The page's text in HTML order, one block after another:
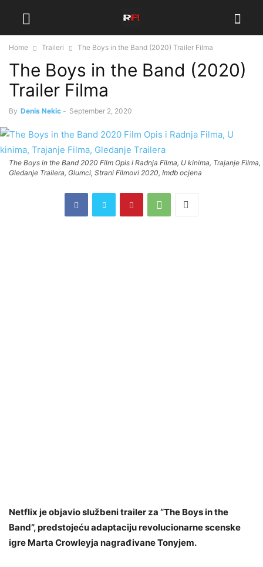
Home Traileri The Boys in the Band (2020) Trailer Filma
The Boys in the Band (2020)
Trailer Filma
By Denis Nekic - September 2, 2020
The Boys in the Band 2020 Film Opis i Radnja Filma, U kinima, Trajanje Filma,
Gledanje Trailera, Glumci, Strani Filmovi 2020, Imdb ocjena
Netflix je objavio službeni trailer za “The Boys in the
Band”, predstojeću adaptaciju revolucionarne scenske
igre Marta Crowleyja nagrađivane Tonyjem.